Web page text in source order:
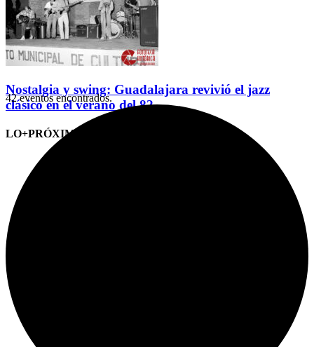
Nostalgia y swing: Guadalajara revivió el jazz
clásico en el verano del 82
LO+PRÓXIMO (CITAS)
42 eventos encontrados.